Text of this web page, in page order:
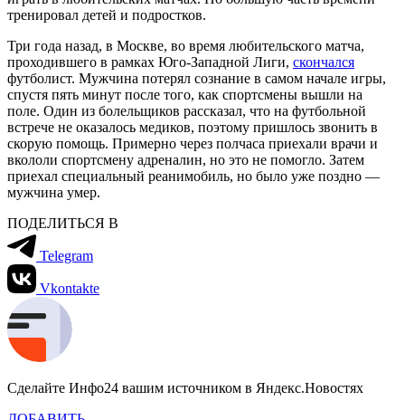
тренировал детей и подростков.
Три года назад, в Москве, во время любительского матча,
проходившего в рамках Юго-Западной Лиги, скончался
футболист. Мужчина потерял сознание в самом начале игры,
спустя пять минут после того, как спортсмены вышли на
поле. Один из болельщиков рассказал, что на футбольной
встрече не оказалось медиков, поэтому пришлось звонить в
скорую помощь. Примерно через полчаса приехали врачи и
вкололи спортсмену адреналин, но это не помогло. Затем
приехал специальный реанимобиль, но было уже поздно —
мужчина умер.
ПОДЕЛИТЬСЯ В
Telegram
Vkontakte
Сделайте Инфо24 вашим источником в Яндекс.Новостях